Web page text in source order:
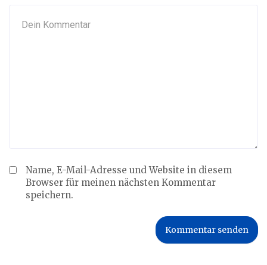
Name, E-Mail-Adresse und Website in diesem
Browser für meinen nächsten Kommentar
speichern.